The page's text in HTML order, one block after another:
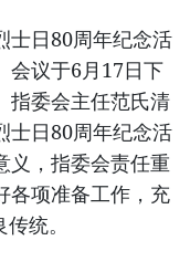
日80周年纪念活
会议于6月17日下
指委会主任范氏清
士日80周年纪念活
义，指委会责任重
各项准备工作，充
统。